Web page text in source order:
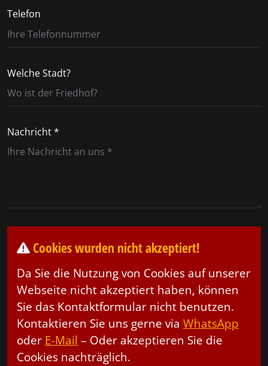
Telefon
Welche Stadt?
Nachricht *
Cookies wurden nicht akzeptiert!
Da Sie die Nutzung von Cookies auf unserer
Webseite nicht akzeptiert haben, können
Sie das Kontaktformular nicht benutzen.
Kontaktieren Sie uns gerne via WhatsApp
oder E-Mail – Oder akzeptieren Sie die
Cookies nachträglich.